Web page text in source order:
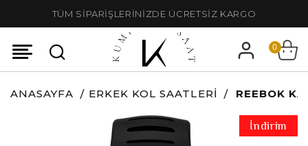
TÜM SİPARİŞLERİNİZDE ÜCRETSİZ KARGO
0
ANASAYFA ERKEK KOL SAATLERI REEBOK
İndirim